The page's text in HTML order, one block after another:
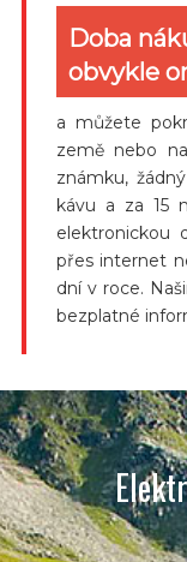
Doba
obvykle
a můžete
země nebo
známku,
kávu a za 15
elektronickou
přes internet
dní v roce.
bezplatné